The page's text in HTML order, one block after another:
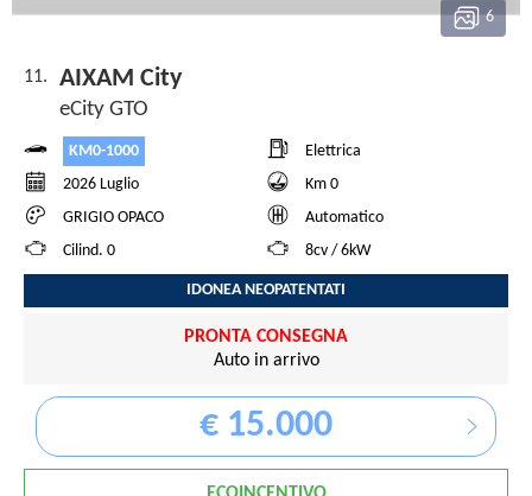
6
11. AIXAM City
eCity GTO
KM0-1000
Elettrica
2026 Luglio
Km 0
GRIGIO OPACO
Automatico
Cilind. 0
8cv / 6kW
IDONEA NEOPATENTATI
PRONTA CONSEGNA
Auto in arrivo
€ 15.000